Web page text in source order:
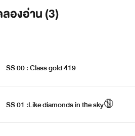
องอ่าน (3)
SS 00 : Class gold 419
SS 01 :Like diamonds in the sky🔞